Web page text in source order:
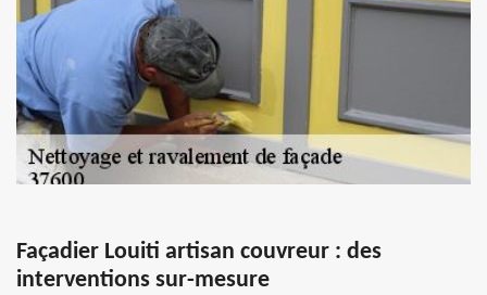
Façadier Louiti artisan couvreur : des
interventions sur-mesure